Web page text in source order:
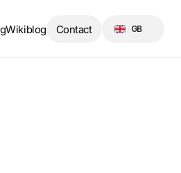
Wikiblog Contact GB